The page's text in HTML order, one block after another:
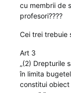
cu membrii de
profesori????
Cei trei trebuie
Art 3
„(2) Drepturile
în limita
constitui